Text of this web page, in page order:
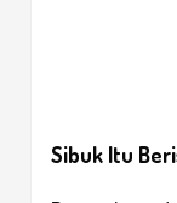
Sibuk Itu